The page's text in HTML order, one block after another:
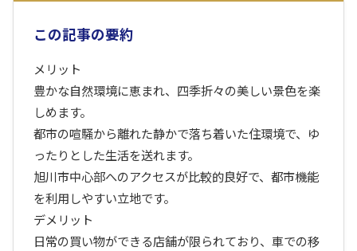
この記事の要約
メリット
豊かな自然環境に恵まれ、四季折々の美しい景色を楽
しめます。
都市の喧騒から離れた静かで落ち着いた住環境で、ゆ
ったりとした生活を送れます。
旭川市中心部へのアクセスが比較的良好で、都市機能
を利用しやすい立地です。
デメリット
日常の買い物ができる店舗が限られており、車での移